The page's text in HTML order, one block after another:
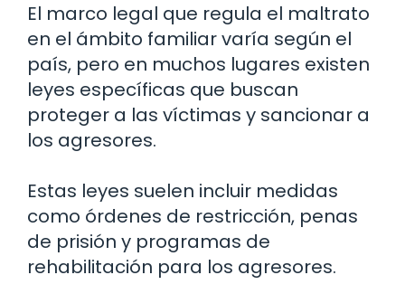
El marco legal que regula el maltrato
en el ámbito familiar varía según el
país, pero en muchos lugares existen
leyes específicas que buscan
proteger a las víctimas y sancionar a
los agresores.
Estas leyes suelen incluir medidas
como órdenes de restricción, penas
de prisión y programas de
rehabilitación para los agresores.